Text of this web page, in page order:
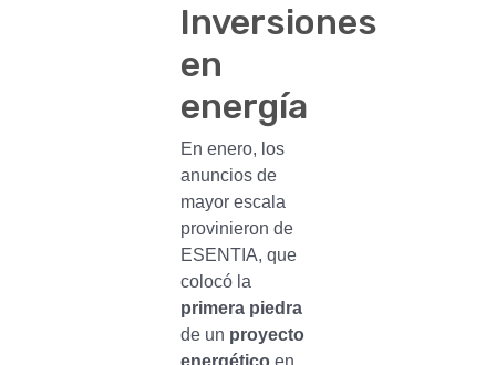
Inversiones
en
energía
En enero, los
anuncios de
mayor escala
provinieron de
ESENTIA, que
colocó la
primera piedra
de un proyecto
energéticoen